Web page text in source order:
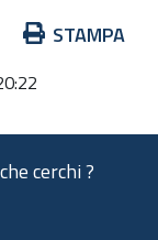
STAMPA
cerchi ?